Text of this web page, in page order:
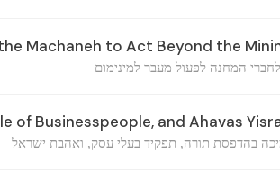
Machaneh to Act Beyond the
המחנה לפעול מעבר למינימום
of Businesspeople, and Ahavas
בהדפסת תורה, תפקיד בעלי עסק, ואהבת ישראל